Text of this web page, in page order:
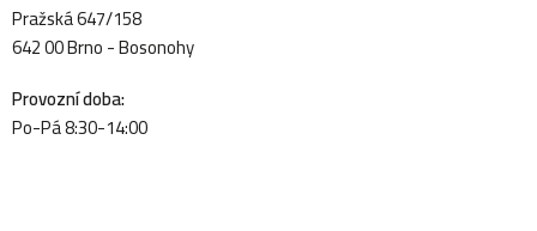
Pražská 647/158
642 00 Brno - Bosonohy
Provozní doba:
Po-Pá 8:30-14:00